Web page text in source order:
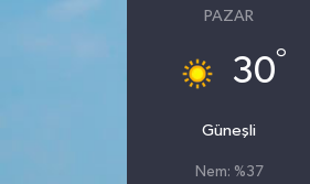
PAZAR
30°
Güneşli
Nem: %37